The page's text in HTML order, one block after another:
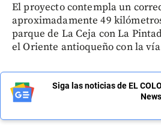
El proyecto contempla un
aproximadamente 49
parque de La Ceja con La
el Oriente antioqueño con la
Siga las noticias de EL
News